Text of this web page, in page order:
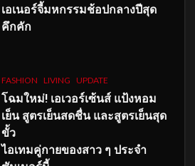
เอเนอร์จี้มหกรรมช้อปกลางปีสุด
คึกคัก
FASHION LIVING UPDATE
โฉมใหม่! เอเวอร์เซ้นส์ แป้งหอม
เย็น สูตรเย็นสดชื่น และสูตรเย็นสุด
ขั้ว
ไอเทมคู่กายของสาว ๆ ประจำ